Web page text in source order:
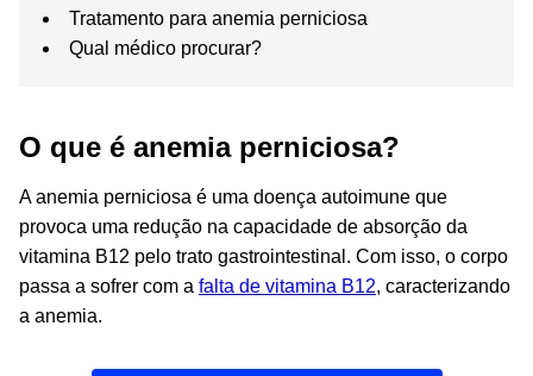
Tratamento para anemia perniciosa
Qual médico procurar?
O que é anemia perniciosa?
A anemia perniciosa é uma doença autoimune que
provoca uma redução na capacidade de absorção da
vitamina B12 pelo trato gastrointestinal. Com isso, o corpo
passa a sofrer com a falta de vitamina B12, caracterizando
a anemia.